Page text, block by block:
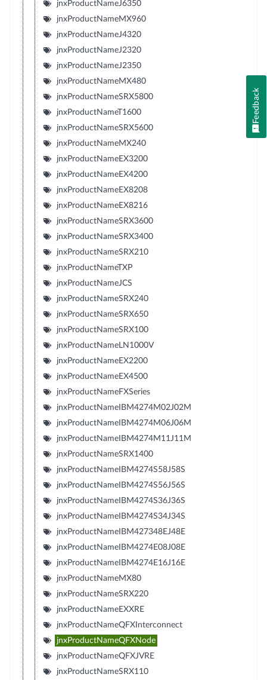
jnxProductNameJ6350
jnxProductNameMX960
jnxProductNameJ4320
jnxProductNameJ2320
jnxProductNameJ2350
jnxProductNameMX480
jnxProductNameSRX5800
jnxProductNameT1600
jnxProductNameSRX5600
jnxProductNameMX240
jnxProductNameEX3200
jnxProductNameEX4200
jnxProductNameEX8208
jnxProductNameEX8216
jnxProductNameSRX3600
jnxProductNameSRX3400
jnxProductNameSRX210
jnxProductNameTXP
jnxProductNameJCS
jnxProductNameSRX240
jnxProductNameSRX650
jnxProductNameSRX100
jnxProductNameLN1000V
jnxProductNameEX2200
jnxProductNameEX4500
jnxProductNameFXSeries
jnxProductNameIBM4274M02J02M
jnxProductNameIBM4274M06J06M
jnxProductNameIBM4274M11J11M
jnxProductNameSRX1400
jnxProductNameIBM4274S58J58S
jnxProductNameIBM4274S56J56S
jnxProductNameIBM4274S36J36S
jnxProductNameIBM4274S34J34S
jnxProductNameIBM427348EJ48E
jnxProductNameIBM4274E08J08E
jnxProductNameIBM4274E16J16E
jnxProductNameMX80
jnxProductNameSRX220
jnxProductNameEXXRE
jnxProductNameQFXInterconnect
jnxProductNameQFXNode
jnxProductNameQFXJVRE
jnxProductNameSRX110
Feedback